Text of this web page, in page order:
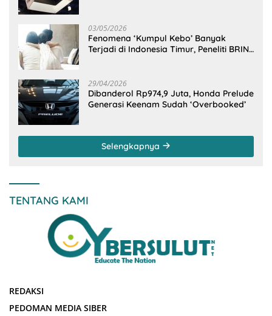
03/05/2026
Fenomena ‘Kumpul Kebo’ Banyak
Terjadi di Indonesia Timur, Peneliti BRIN
29/04/2026
Dibanderol Rp974,9 Juta, Honda Prelude
Generasi Keenam Sudah ‘Overbooked’
Selengkapnya
TENTANG KAMI
REDAKSI
PEDOMAN MEDIA SIBER